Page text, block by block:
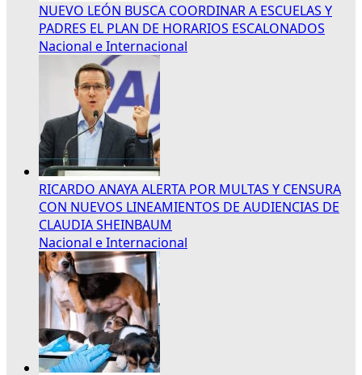
NUEVO LEÓN BUSCA COORDINAR A ESCUELAS Y
PADRES EL PLAN DE HORARIOS ESCALONADOS
Nacional e Internacional
RICARDO ANAYA ALERTA POR MULTAS Y CENSURA
CON NUEVOS LINEAMIENTOS DE AUDIENCIAS DE
CLAUDIA SHEINBAUM
Nacional e Internacional